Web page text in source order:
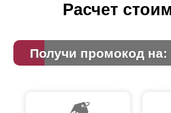
Расчет
Получи промокод на: